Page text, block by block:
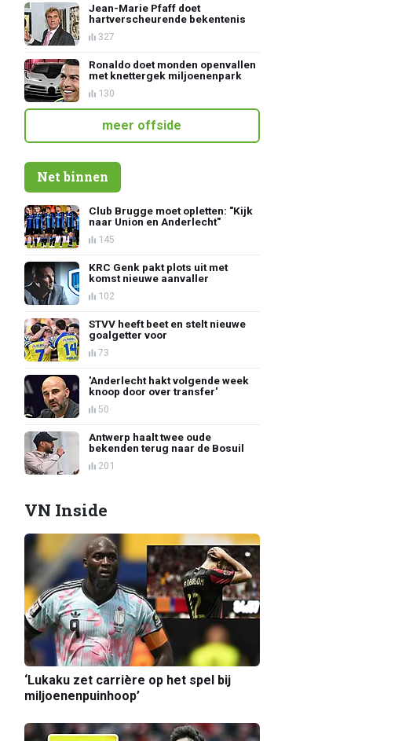
Jean-Marie Pfaff doet
hartverscheurende bekentenis
327
Ronaldo doet monden openvallen
met knettergek miljoenenpark
130
meer offside
Net binnen
Club Brugge moet opletten: "Kijk
naar Union en Anderlecht"
145
KRC Genk pakt plots uit met
komst nieuwe aanvaller
102
STVV heeft beet en stelt nieuwe
goalgetter voor
73
'Anderlecht hakt volgende week
knoop door over transfer'
50
Antwerp haalt twee oude
bekenden terug naar de Bosuil
201
VN Inside
‘Lukaku zet carrière op het spel bij
miljoenenpuinhoop’